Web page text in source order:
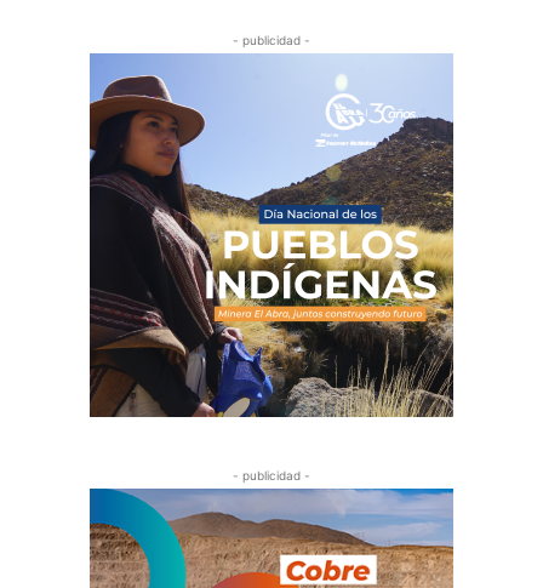
- publicidad -
- publicidad -